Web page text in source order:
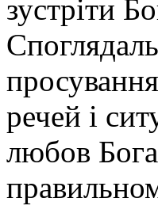
зустріти
речей і
любов